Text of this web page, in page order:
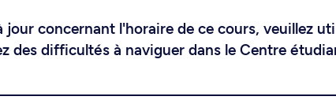
jour concernant l'horaire de ce cours, veuillez
des difficultés à naviguer dans le Centre